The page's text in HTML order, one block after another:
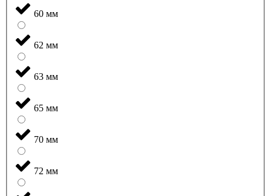
60 мм
62 мм
63 мм
65 мм
70 мм
72 мм